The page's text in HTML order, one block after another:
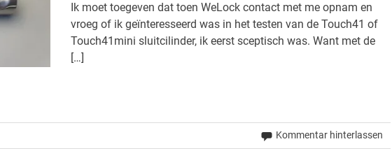
Ik moet toegeven dat toen WeLock contact met me opnam en
vroeg of ik geïnteresseerd was in het testen van de Touch41 of
Touch41mini sluitcilinder, ik eerst sceptisch was. Want met de
[…]
Kommentar hinterlassen